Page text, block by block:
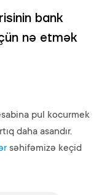
bank
nə etmək
pul kocurmek
daha asandır.
səhifəmizə keçid